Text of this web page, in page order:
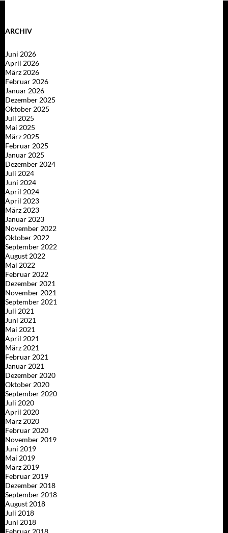
ARCHIV
Juni 2026
April 2026
März 2026
Februar 2026
Januar 2026
Dezember 2025
Oktober 2025
Juli 2025
Mai 2025
März 2025
Februar 2025
Januar 2025
Dezember 2024
Juli 2024
Juni 2024
April 2024
April 2023
März 2023
Januar 2023
November 2022
Oktober 2022
September 2022
August 2022
Mai 2022
Februar 2022
Dezember 2021
November 2021
September 2021
Juli 2021
Juni 2021
Mai 2021
April 2021
März 2021
Februar 2021
Januar 2021
Dezember 2020
Oktober 2020
September 2020
Juli 2020
April 2020
März 2020
Februar 2020
November 2019
Juni 2019
Mai 2019
März 2019
Februar 2019
Dezember 2018
September 2018
August 2018
Juli 2018
Juni 2018
Februar 2018